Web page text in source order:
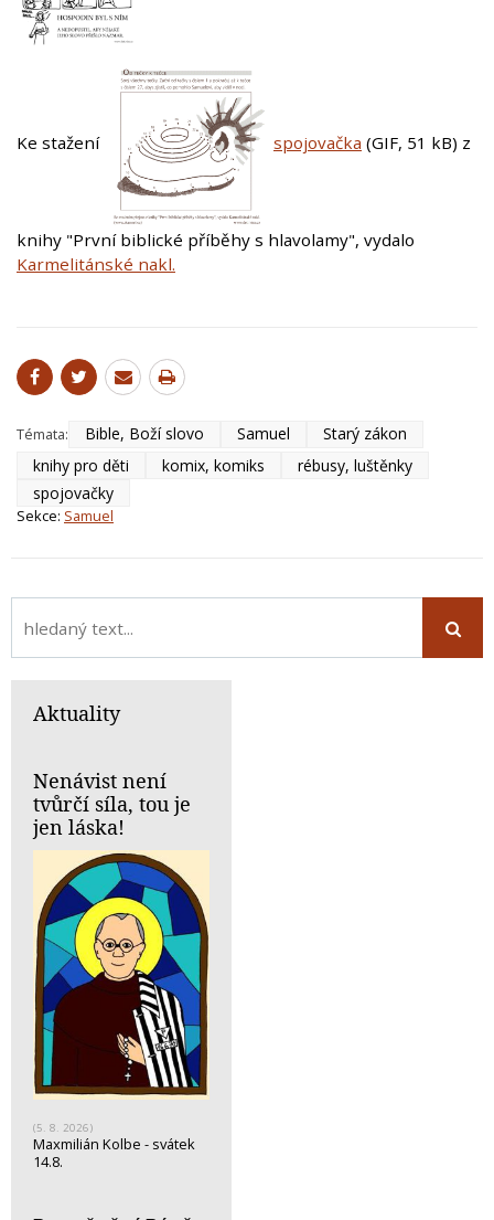
Ke stažení spojovačka (GIF, 51 kB) z
knihy "První biblické příběhy s hlavolamy", vydalo
Karmelitánské nakl.
Témata: Bible, Boží slovo Samuel
Starý zákon
knihy pro děti
komix, komiks
rébusy, luštěnky
spojovačky
Sekce: Samuel
Aktuality
Nenávist není
tvůrčí síla, tou je
jen láska!
(5. 8. 2026)
Maxmilián Kolbe - svátek
14.8.